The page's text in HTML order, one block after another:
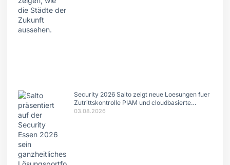
Security 2026 Salto zeigt neue Loesungen fuer
Zutrittskontrolle PIAM und cloudbasierte
Systeme
03.08.2026